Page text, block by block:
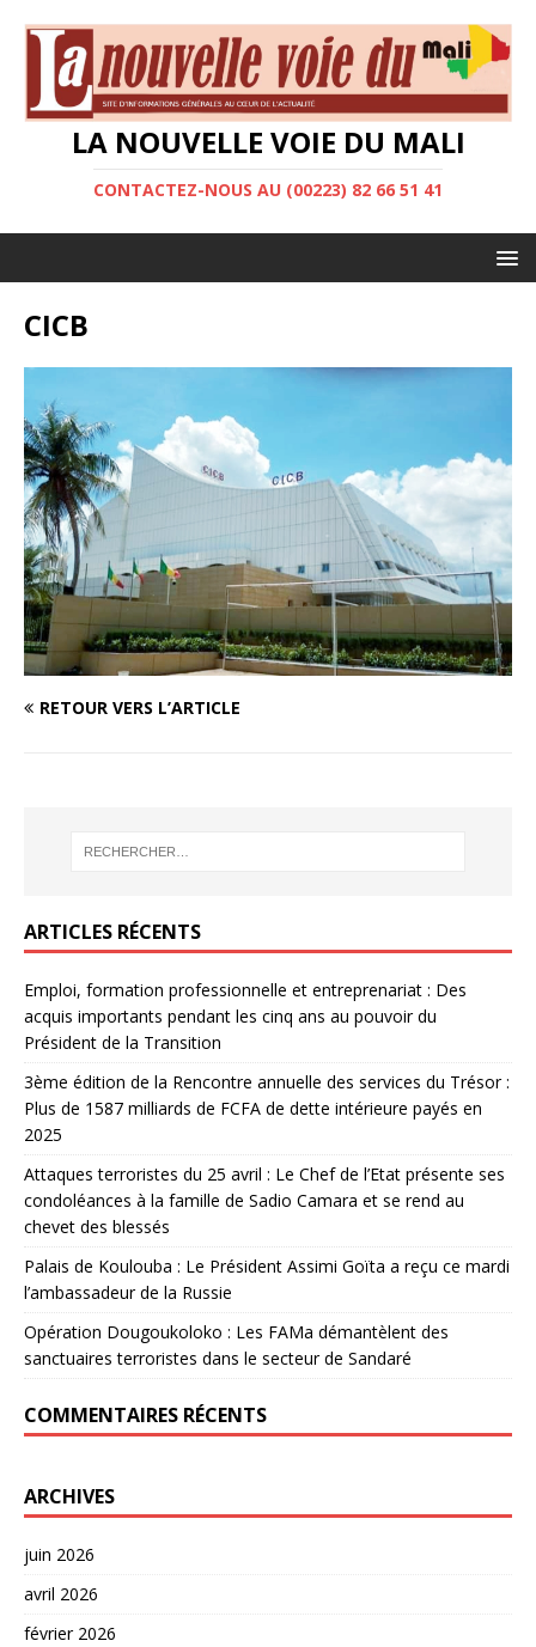
LA NOUVELLE VOIE DU MALI
CONTACTEZ-NOUS AU (00223) 82 66 51 41
CICB
RETOUR VERS L’ARTICLE
ARTICLES RÉCENTS
Emploi, formation professionnelle et entreprenariat : Des
acquis importants pendant les cinq ans au pouvoir du
Président de la Transition
3ème édition de la Rencontre annuelle des services du Trésor :
Plus de 1587 milliards de FCFA de dette intérieure payés en
2025
Attaques terroristes du 25 avril : Le Chef de l’Etat présente ses
condoléances à la famille de Sadio Camara et se rend au
chevet des blessés
Palais de Koulouba : Le Président Assimi Goïta a reçu ce mardi
l’ambassadeur de la Russie
Opération Dougoukoloko : Les FAMa démantèlent des
sanctuaires terroristes dans le secteur de Sandaré
COMMENTAIRES RÉCENTS
ARCHIVES
juin 2026
avril 2026
février 2026